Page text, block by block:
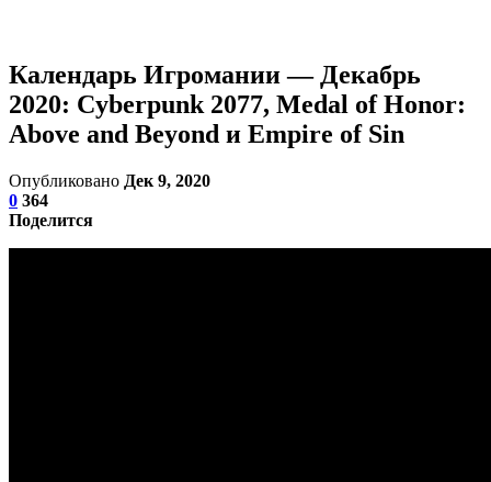
Календарь Игромании — Декабрь
2020: Cyberpunk 2077, Medal of Honor:
Above and Beyond и Empire of Sin
Опубликовано Дек 9, 2020
0 364
Поделится